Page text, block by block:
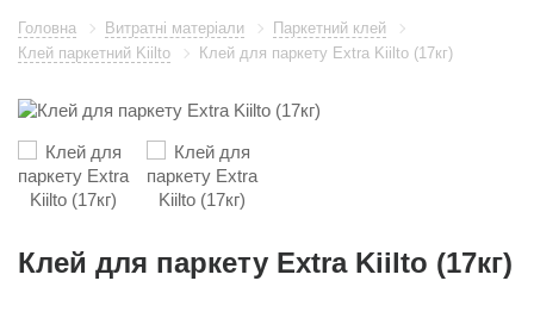
Головна Витратні матеріали
Паркетний клей
Клей паркетний Kiilto
Клей для паркету Extra Kiilto (17кг)
Клей для паркету Extra Kiilto (17кг)